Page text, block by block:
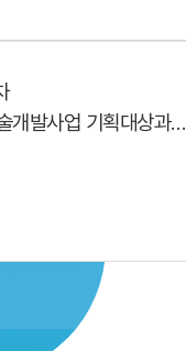
개발사업 기획대상과제